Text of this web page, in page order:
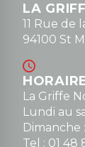
LA
11 Rue de
94100 St
La Griffe
Lundi au
Dimanche
Tel : 01 48